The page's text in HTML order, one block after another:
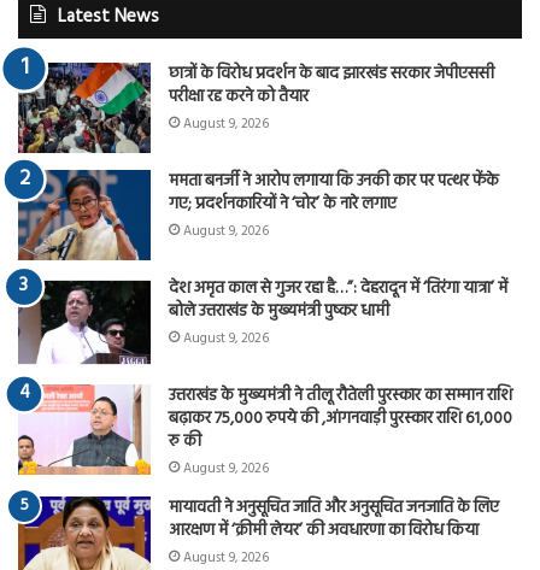
Latest News
छात्रों के विरोध प्रदर्शन के बाद झारखंड सरकार जेपीएससी
परीक्षा रद्द करने को तैयार
August 9, 2026
ममता बनर्जी ने आरोप लगाया कि उनकी कार पर पत्थर फेंके
गए; प्रदर्शनकारियों ने ‘चोर’ के नारे लगाए
August 9, 2026
देश अमृत काल से गुजर रहा है…”: देहरादून में ‘तिरंगा यात्रा’ में
बोले उत्तराखंड के मुख्यमंत्री पुष्कर धामी
August 9, 2026
उत्तराखंड के मुख्यमंत्री ने तीलू रौतेली पुरस्कार का सम्मान राशि
बढ़ाकर 75,000 रुपये की ,आंगनवाड़ी पुरस्कार राशि 61,000
रु की
August 9, 2026
मायावती ने अनुसूचित जाति और अनुसूचित जनजाति के लिए
आरक्षण में ‘क्रीमी लेयर’ की अवधारणा का विरोध किया
August 9, 2026